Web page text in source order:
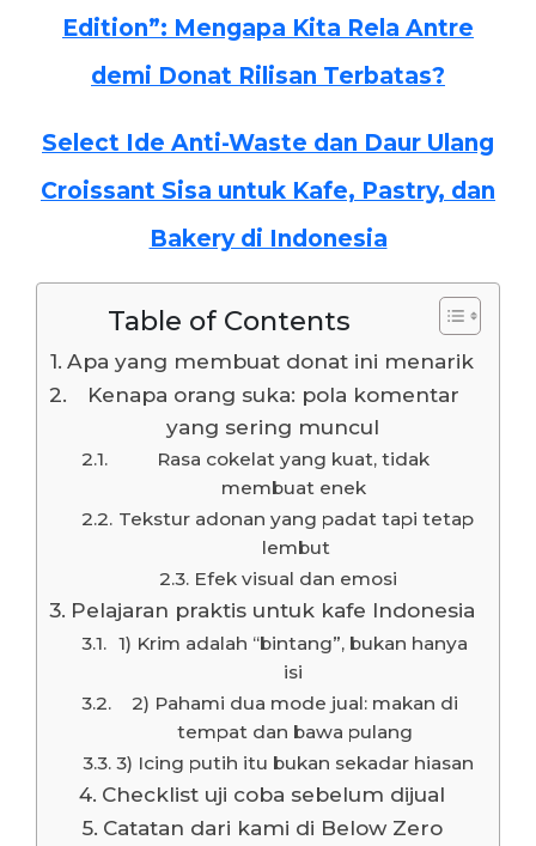
Edition”: Mengapa Kita Rela Antre
demi Donat Rilisan Terbatas?
Select Ide Anti-Waste dan Daur Ulang
Croissant Sisa untuk Kafe, Pastry, dan
Bakery di Indonesia
Table of Contents
Apa yang membuat donat ini menarik
Kenapa orang suka: pola komentar
yang sering muncul
Rasa cokelat yang kuat, tidak
membuat enek
Tekstur adonan yang padat tapi tetap
lembut
Efek visual dan emosi
Pelajaran praktis untuk kafe Indonesia
1) Krim adalah “bintang”, bukan hanya
isi
2) Pahami dua mode jual: makan di
tempat dan bawa pulang
3) Icing putih itu bukan sekadar hiasan
Checklist uji coba sebelum dijual
Catatan dari kami di Below Zero